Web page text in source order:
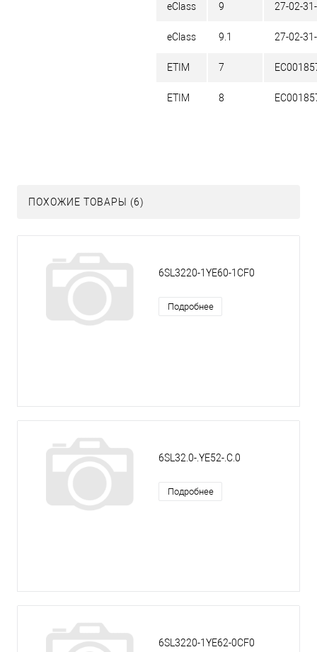
eClass 9 27-02-
eClass 9.1 27-02-
ETIM 7
ETIM 8
ПОХОЖИЕ ТОВАРЫ (6)
6SL3220-1YE60-1CF0
Подробнее
6SL32.0-.YE52-.C.0
Подробнее
6SL3220-1YE62-0CF0